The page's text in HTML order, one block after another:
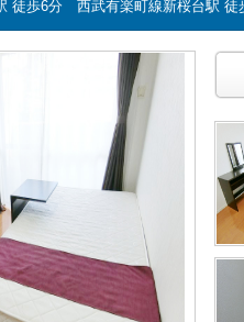
徒歩6分 西武有楽町線新桜台駅